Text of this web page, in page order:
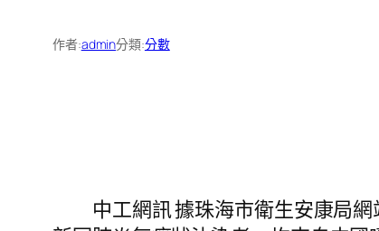
作者:admin分類:分數
中工網訊 據珠海市衛生安康局網